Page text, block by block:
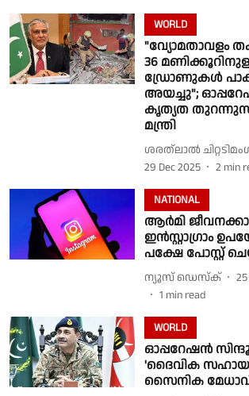
WORLD
"വ്യോമതാവളം
36
ഡ്രോണുകൾ
അയച്ചു";
കൃത്യത
മന്ത്രി
ശരത്‌ലാൽ
29 Dec 2025
2 min
NATIONAL
ആർമി
ഇൻസ്റ്റാഗ്രാം
പക്ഷേ പോസ്റ്റ്
ന്യൂസ് ഡെസ്ക്
1 min read
WORLD
ഓപ്പറേഷൻ
'ദൈവിക
സൈനിക